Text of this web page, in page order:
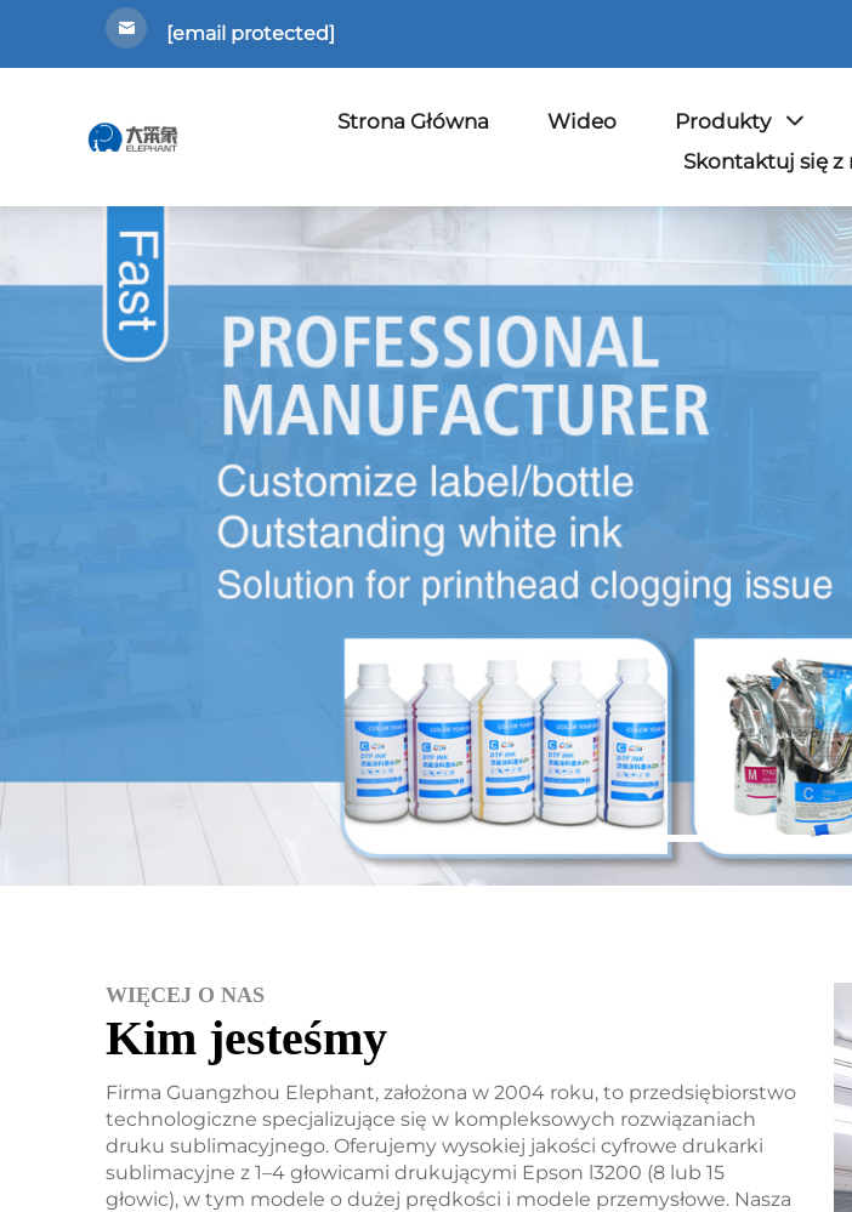
[email protected]
Strona Główna Wideo Produkty
Skontaktuj się z
WIĘCEJ O NAS
Kim jesteśmy
Firma Guangzhou Elephant, założona w 2004 roku, to przedsiębiorstwo
technologiczne specjalizujące się w kompleksowych rozwiązaniach
druku sublimacyjnego. Oferujemy wysokiej jakości cyfrowe drukarki
sublimacyjne z 1–4 głowicami drukującymi Epson l3200 (8 lub 15
głowic), w tym modele o dużej prędkości i modele przemysłowe. Nasza